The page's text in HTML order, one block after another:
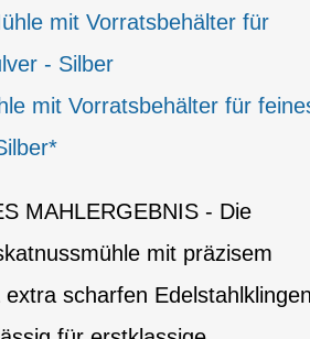
mit Vorratsbehälter für
MAHLERGEBNIS - Die
mit präzisem
extra scharfen